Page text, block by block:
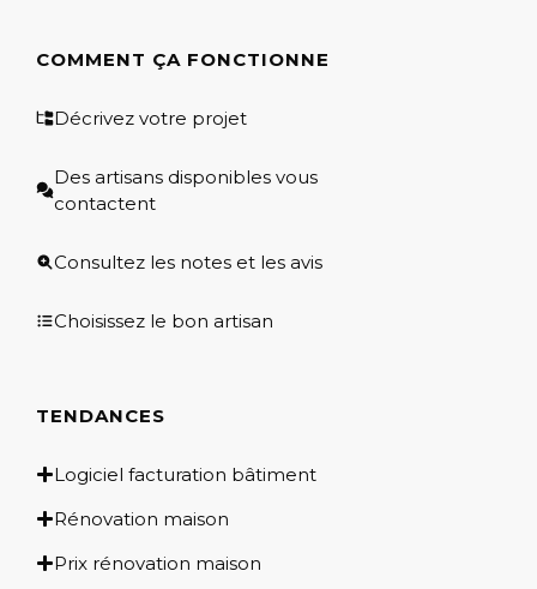
COMMENT ÇA FONCTIONNE
Décrivez votre projet
Des artisans disponibles vous
contactent
Consultez les notes et les avis
Choisissez le bon artisan
TENDANCES
Logiciel facturation bâtiment
Rénovation maison
Prix rénovation maison